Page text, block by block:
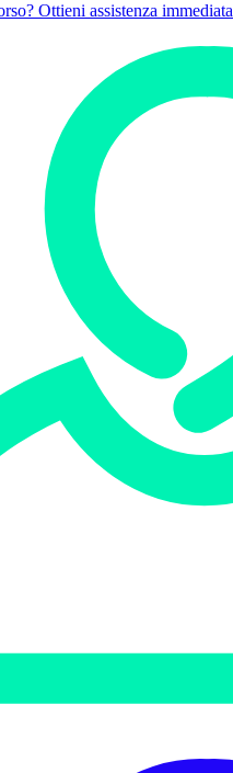
Ottieni assistenza immediata